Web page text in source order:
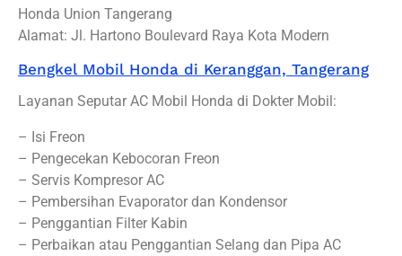
Honda Union Tangerang
Alamat: Jl. Hartono Boulevard Raya Kota Modern
Bengkel Mobil Honda di Keranggan, Tangerang
Layanan Seputar AC Mobil Honda di Dokter Mobil:
– Isi Freon
– Pengecekan Kebocoran Freon
– Servis Kompresor AC
– Pembersihan Evaporator dan Kondensor
– Penggantian Filter Kabin
– Perbaikan atau Penggantian Selang dan Pipa AC